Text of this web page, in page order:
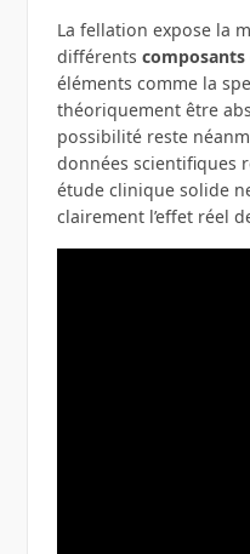
La fellation expose la
différents
éléments comme la
théoriquement être
possibilité reste
données scientifiques
étude clinique solide
clairement l’effet réel